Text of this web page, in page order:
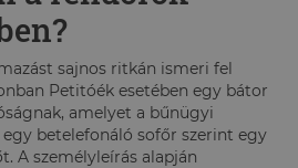
sajnos ritkán ismeri fel
Petitóék esetében egy bátor
amelyet a bűnügyi
betelefonáló sofőr szerint egy
A személyleírás alapján